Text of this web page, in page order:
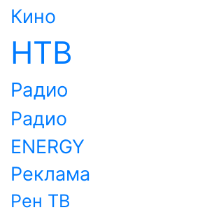
Кино
НТВ
Радио
Радио
ENERGY
Реклама
Рен ТВ